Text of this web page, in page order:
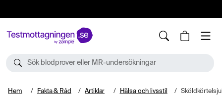
Sök blodprover eller MR-undersökningar
Hem Fakta & Råd Artiklar Hälsa och livsstil Sköldkörtelsjukdom – En